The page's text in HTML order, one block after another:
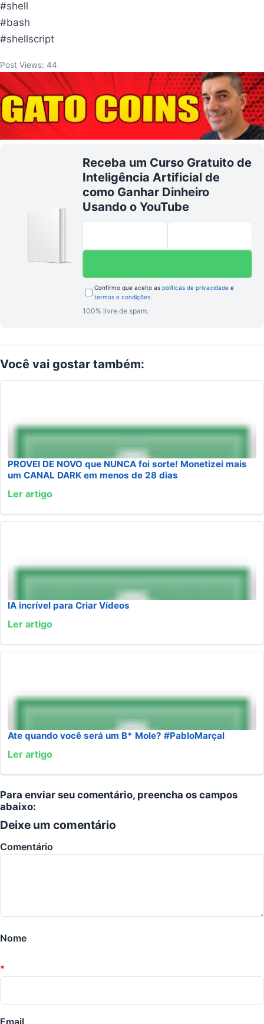
#shell
#bash
#shellscript
Post Views: 44
Receba um Curso Gratuito de
Inteligência Artificial de
como Ganhar Dinheiro
Usando o YouTube
Confirmo que aceito as políticas de privacidade e
termos e condições
100% livre de spam.
Você vai gostar também:
PROVEI DE NOVO que NUNCA foi sorte! Monetizei mais
um CANAL DARK em menos de 28 dias
Ler artigo
IA incrível para Criar Vídeos
Ler artigo
Ate quando você será um B* Mole? #PabloMarçal
Ler artigo
Para enviar seu comentário, preencha os campos
abaixo:
Deixe um comentário
Comentário
Nome
*
Email